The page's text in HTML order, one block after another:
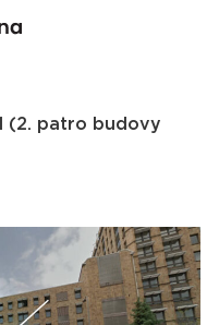
(2. patro budovy